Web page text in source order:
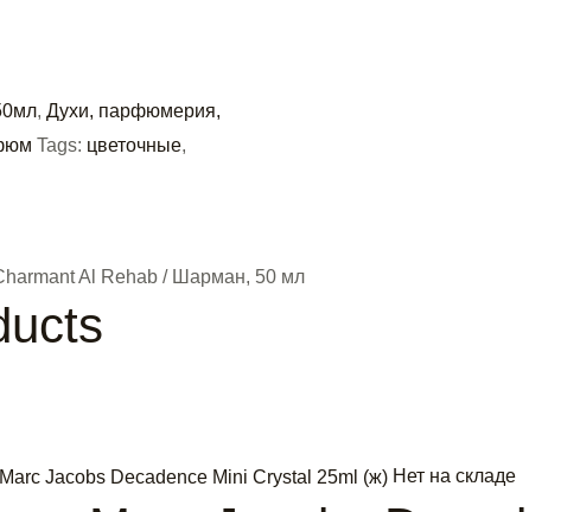
, Духи, парфюмерия,
Tags: цветочные,
Al Rehab / Шарман, 50 мл
Нет на складе